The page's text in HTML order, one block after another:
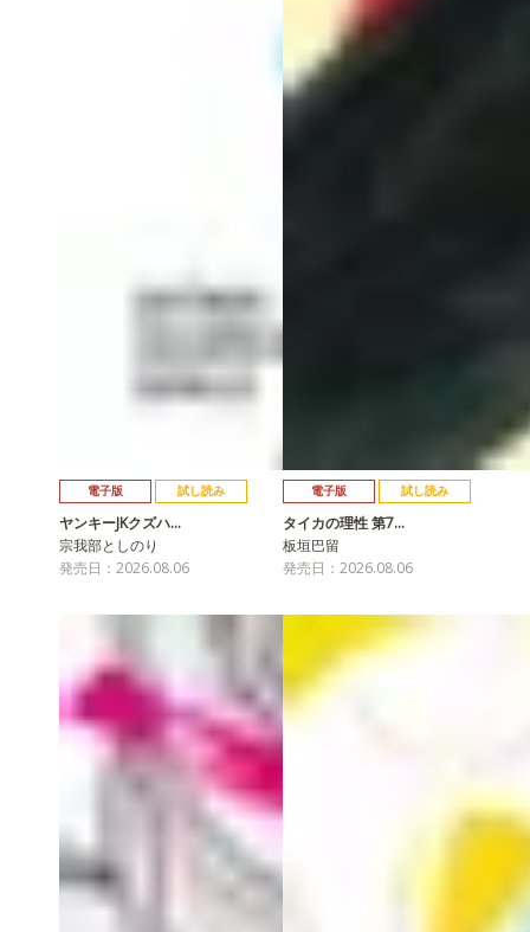
電子版 試し読み
ヤンキーJKクズハ…
宗我部としのり
発売日：2026.08.06
電子版 試し読み
タイカの理性 第7…
板垣巴留
発売日：2026.08.06